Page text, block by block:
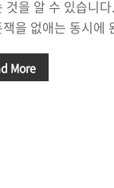
것을 알 수 있습니
을 없애는 동시에
폰/헤드폰을 선보
는 제품들, 특히 이
More